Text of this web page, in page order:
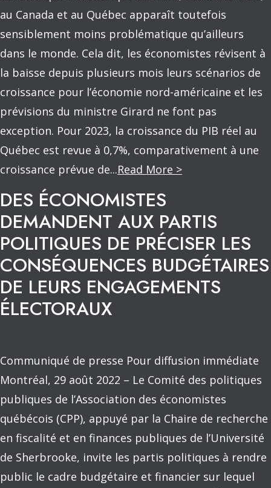
au Canada et au Québec apparaît toutefois
sensiblement moins problématique qu’ailleurs
dans le monde. Cela dit, les économistes révisent à
la baisse depuis plusieurs mois leurs scénarios de
croissance pour l’économie nord-américaine et les
prévisions du ministre Girard ne font pas
exception. Pour 2023, la croissance du PIB réel au
Québec est revue à 0,7%, comparativement à une
croissance prévue de...Read More >
DES ÉCONOMISTES
DEMANDENT AUX PARTIS
POLITIQUES DE PRÉCISER LES
CONSÉQUENCES BUDGÉTAIRES
DE LEURS ENGAGEMENTS
ÉLECTORAUX
Communiqué de presse Pour diffusion immédiate
Montréal, 29 août 2022 – Le Comité des politiques
publiques de l’Association des économistes
québécois (CPP), appuyé par la Chaire de recherche
en fiscalité et en finances publiques de l’Université
de Sherbrooke, invite les partis politiques à rendre
public le cadre budgétaire et financier sur lequel